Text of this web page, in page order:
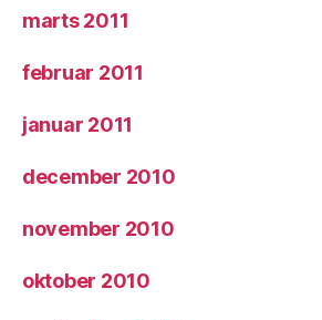
marts 2011
februar 2011
januar 2011
december 2010
november 2010
oktober 2010